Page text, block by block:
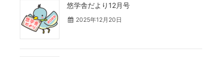
悠学舎だより12月号
2025年12月20日